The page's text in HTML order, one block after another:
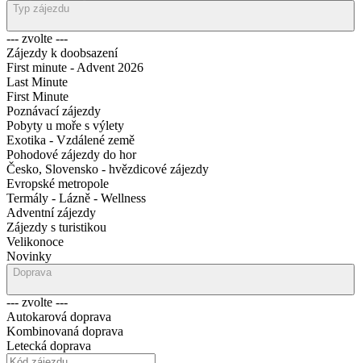
Typ zájezdu
--- zvolte ---
Zájezdy k doobsazení
First minute - Advent 2026
Last Minute
First Minute
Poznávací zájezdy
Pobyty u moře s výlety
Exotika - Vzdálené země
Pohodové zájezdy do hor
Česko, Slovensko - hvězdicové zájezdy
Evropské metropole
Termály - Lázně - Wellness
Adventní zájezdy
Zájezdy s turistikou
Velikonoce
Novinky
Doprava
--- zvolte ---
Autokarová doprava
Kombinovaná doprava
Letecká doprava